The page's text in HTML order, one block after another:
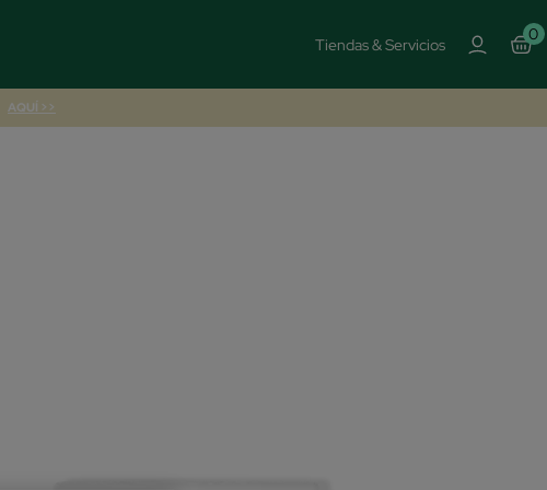
Tiendas & Servicios
0
AQUÍ >>